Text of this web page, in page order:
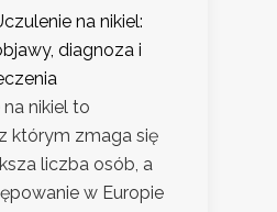
na nikiel:
diagnoza i
nikiel to
którym zmaga się
liczba osób, a
w Europie